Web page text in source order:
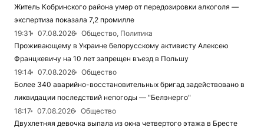
Житель Кобринского района умер от передозировки алкоголя —
экспертиза показала 7,2 промилле
19:31
07.08.2026
Общество, Политика
Проживающему в Украине белорусскому активисту Алексею
Францкевичу на 10 лет запрещен въезд в Польшу
19:14
07.08.2026
Общество
Более 340 аварийно-восстановительных бригад задействовано в
ликвидации последствий непогоды — "Белэнерго"
18:17
07.08.2026
Общество
Двухлетняя девочка выпала из окна четвертого этажа в Бресте